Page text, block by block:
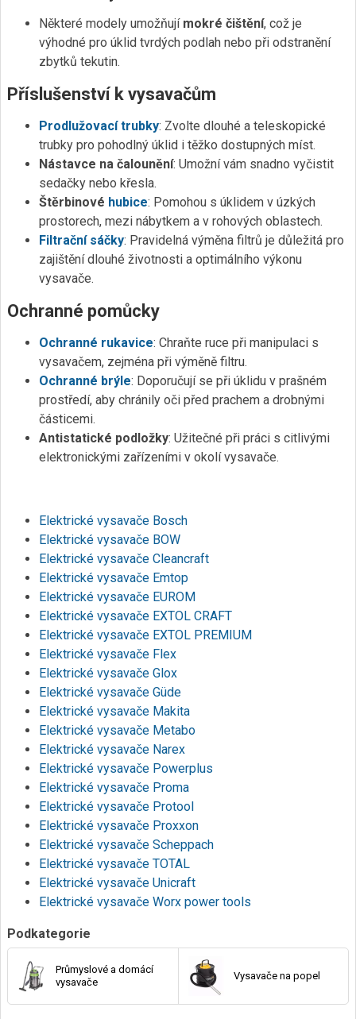
Některé modely umožňují mokré čištění, což je
výhodné pro úklid tvrdých podlah nebo při odstranění
zbytků tekutin.
Příslušenství k vysavačům
Prodlužovací trubky: Zvolte dlouhé a teleskopické
trubky pro pohodlný úklid i těžko dostupných míst.
Nástavce na čalounění: Umožní vám snadno vyčistit
sedačky nebo křesla.
Štěrbinové hubice: Pomohou s úklidem v úzkých
prostorech, mezi nábytkem a v rohových oblastech.
Filtrační sáčky: Pravidelná výměna filtrů je důležitá pro
zajištění dlouhé životnosti a optimálního výkonu
vysavače.
Ochranné pomůcky
Ochranné rukavice: Chraňte ruce při manipulaci s
vysavačem, zejména při výměně filtru.
Ochranné brýle: Doporučují se při úklidu v prašném
prostředí, aby chránily oči před prachem a drobnými
částicemi.
Antistatické podložky: Užitečné při práci s citlivými
elektronickými zařízeními v okolí vysavače.
Elektrické vysavače Bosch
Elektrické vysavače BOW
Elektrické vysavače Cleancraft
Elektrické vysavače Emtop
Elektrické vysavače EUROM
Elektrické vysavače EXTOL CRAFT
Elektrické vysavače EXTOL PREMIUM
Elektrické vysavače Flex
Elektrické vysavače Glox
Elektrické vysavače Güde
Elektrické vysavače Makita
Elektrické vysavače Metabo
Elektrické vysavače Narex
Elektrické vysavače Powerplus
Elektrické vysavače Proma
Elektrické vysavače Protool
Elektrické vysavače Proxxon
Elektrické vysavače Scheppach
Elektrické vysavače TOTAL
Elektrické vysavače Unicraft
Elektrické vysavače Worx power tools
Podkategorie
Průmyslové a domácí
vysavače
Vysavače na popel